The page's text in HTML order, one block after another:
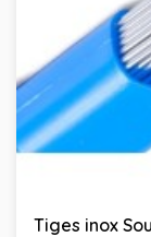
Tiges inox